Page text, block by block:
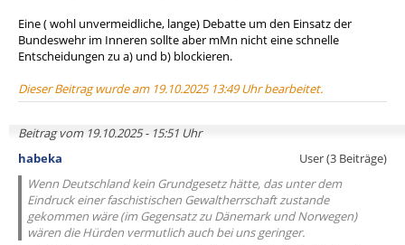
Eine ( wohl unvermeidliche, lange) Debatte um den Einsatz der
Bundeswehr im Inneren sollte aber mMn nicht eine schnelle
Entscheidungen zu a) und b) blockieren.
Dieser Beitrag wurde am 19.10.2025 13:49 Uhr bearbeitet.
Beitrag vom 19.10.2025 - 15:51 Uhr
habeka
User (3 Beiträge)
Wenn Deutschland kein Grundgesetz hätte, das unter dem
Eindruck einer faschistischen Gewaltherrschaft zustande
gekommen wäre (im Gegensatz zu Dänemark und Norwegen)
wären die Hürden vermutlich auch bei uns geringer.